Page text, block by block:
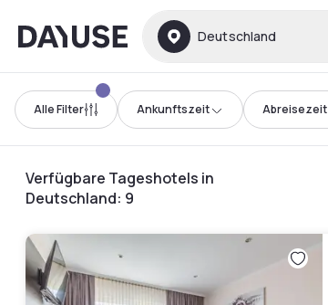
Dayuse Deutschland
Alle Filter Ankunftszeit Abreisezeit
Verfügbare Tageshotels in
Deutschland: 9